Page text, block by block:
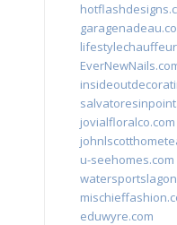
jovialfloralco.com
u-seehomes.com
eduwyre.com